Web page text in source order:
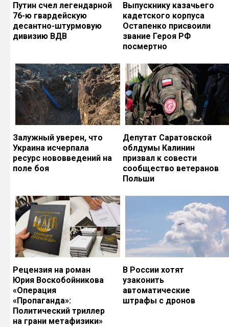
Путин счел легендарной
76-ю гвардейскую
десантно-штурмовую
дивизию ВДВ
Выпускнику казачьего
кадетского корпуса
Остапенко присвоили
звание Героя РФ
посмертно
Залужный уверен, что
Украина исчерпала
ресурс нововведений на
поле боя
Депутат Саратовской
облдумы Калинин
призвал к совести
сообщество ветеранов
Польши
Рецензия на роман
Юрия Воскобойникова
«Операция
«Пропаганда»:
Политический триллер
на грани метафизики»
В России хотят
узаконить
автоматические
штрафы с дронов